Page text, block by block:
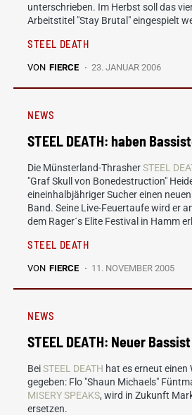
unterschrieben. Im Herbst soll das
Arbeitstitel "Stay Brutal" eingespielt
STEEL DEATH
VON FIERCE 23. JANUAR 2006
NEWS
STEEL DEATH: haben
Die Münsterland-ThrasherSTEEL
"Graf Skull von Bonedestruction"
eineinhalbjähriger Sucher einen
Band. Seine Live-Feuertaufe wird er
dem Rager´s Elite Festival in Hamm
STEEL DEATH
VON FIERCE 11. NOVEMBER 2005
NEWS
STEEL DEATH: Neuer Bassist
BeiSTEEL DEATH hat es erneut einen
gegeben: Flo "Shaun Michaels"
MISERY SPEAKS, wird in Zukunft
ersetzen.